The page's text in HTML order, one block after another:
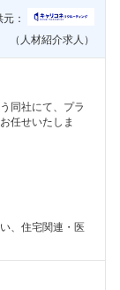
：
（人材紹介求人）
同社にて、プラ
任せいたしま
、住宅関連・医